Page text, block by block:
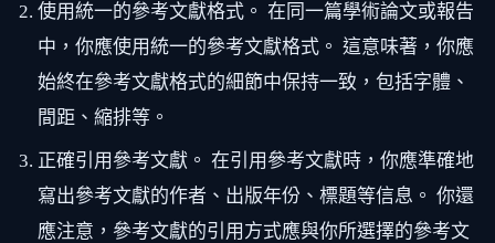
使用統一的參考文獻格式。 在同一篇學術論文或報告
中，你應使用統一的參考文獻格式。 這意味著，你應
始終在參考文獻格式的細節中保持一致，包括字體、
間距、縮排等。
正確引用參考文獻。 在引用參考文獻時，你應準確地
寫出參考文獻的作者、出版年份、標題等信息。 你還
應注意，參考文獻的引用方式應與你所選擇的參考文